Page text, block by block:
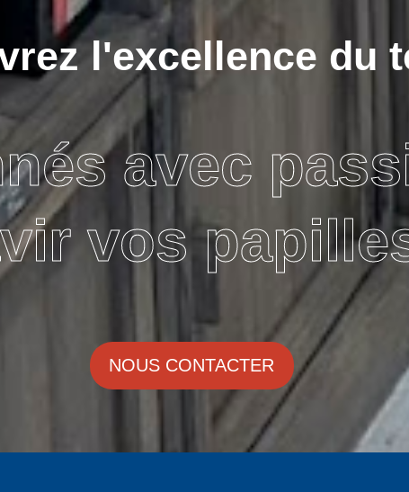
l'excellence du
avec
vos
NOUS CONTACTER